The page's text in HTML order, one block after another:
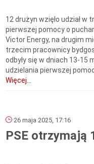
12 drużyn wzięło udział
pierwszej pomocy o puchar
Victor Energy, na drugim
trzecim pracownicy
odbyły się w dniach 13-15
udzielania pierwszej
Więcej...
26 maja 2025, 17:16
PSE otrzymają